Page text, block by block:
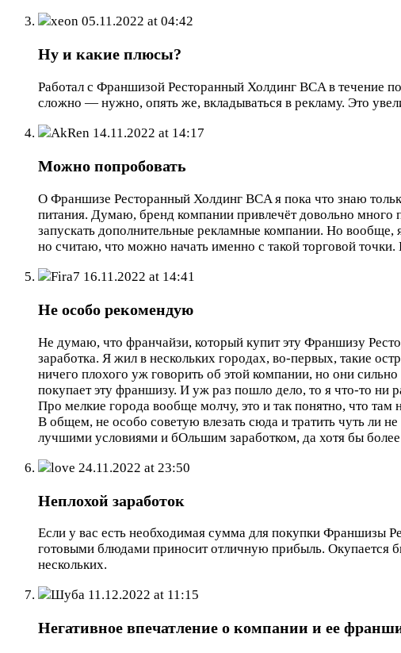
xeon 05.11.2022 at 04:42
Ну и какие плюсы?
Работал с Франшизой Ресторанный Холдинг BCA в течение
сложно — нужно, опять же, вкладываться в рекламу. Это
AkRen 14.11.2022 at 14:17
Можно попробовать
О Франшизе Ресторанный Холдинг BCA я пока что знаю
питания. Думаю, бренд компании привлечёт довольно много
запускать дополнительные рекламные компании. Но
но считаю, что можно начать именно с такой торговой
Fira7 16.11.2022 at 14:41
Не особо рекомендую
Не думаю, что франчайзи, который купит эту Франшизу
заработка. Я жил в нескольких городах, во-первых, такие
ничего плохого уж говорить об этой компании, но они
покупает эту франшизу. И уж раз пошло дело, то я что-то ни
Про мелкие города вообще молчу, это и так понятно, что там
В общем, не особо советую влезать сюда и тратить чуть ли
лучшими условиями и бОльшим заработком, да хотя бы
love 24.11.2022 at 23:50
Неплохой заработок
Если у вас есть необходимая сумма для покупки Франшизы
готовыми блюдами приносит отличную прибыль. Окупается
нескольких.
Шуба 11.12.2022 at 11:15
Негативное впечатление о компании и ее